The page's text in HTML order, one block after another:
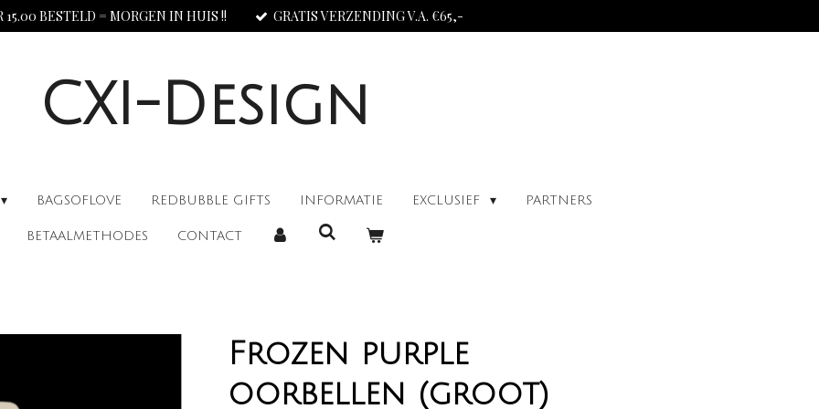
15.00 BESTELD = MORGEN IN HUIS !! GRATIS VERZENDING V.A. €65,-
CXI-Design
BAGSOFLOVE REDBUBBLE GIFTS INFORMATIE EXCLUSIEF PARTNERS
BETAALMETHODES CONTACT
Frozen purple
oorbellen (groot)